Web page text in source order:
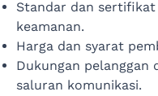
Standar dan sertifikat
keamanan.
Harga dan syarat
Dukungan pelanggan
saluran komunikasi.